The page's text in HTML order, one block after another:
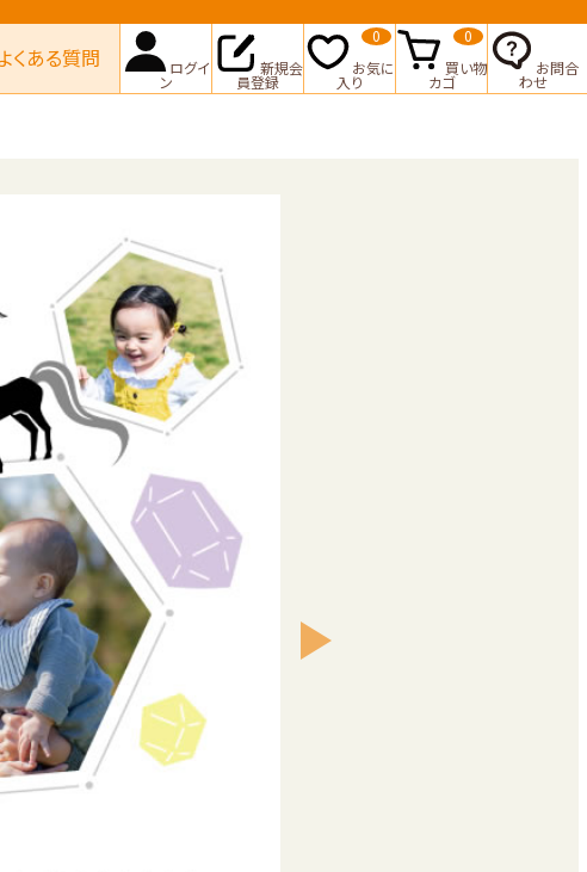
くある質問 ログイ
ン
新規会
員登録
お気に
入り
0
買い物
カゴ
0
お問合
わせ